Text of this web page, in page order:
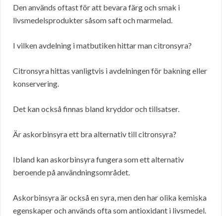
Den används oftast för att bevara färg och smak i
livsmedelsprodukter såsom saft och marmelad.
I vilken avdelning i matbutiken hittar man citronsyra?
Citronsyra hittas vanligtvis i avdelningen för bakning eller
konservering.
Det kan också finnas bland kryddor och tillsatser.
Är askorbinsyra ett bra alternativ till citronsyra?
Ibland kan askorbinsyra fungera som ett alternativ
beroende på användningsområdet.
Askorbinsyra är också en syra, men den har olika kemiska
egenskaper och används ofta som antioxidant i livsmedel.